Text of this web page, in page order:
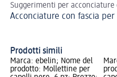
Suggerimenti per acconciature
Acconciature con fascia
Prodotti simili
Marca: ebelin; Nome del
prodotto: Mollettine per